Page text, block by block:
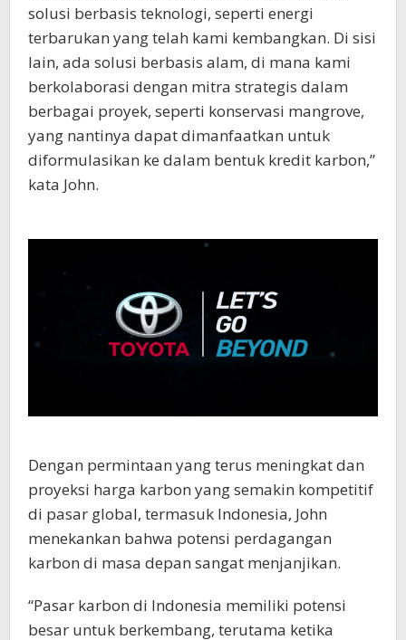
solusi berbasis teknologi, seperti energi
terbarukan yang telah kami kembangkan. Di sisi
lain, ada solusi berbasis alam, di mana kami
berkolaborasi dengan mitra strategis dalam
berbagai proyek, seperti konservasi mangrove,
yang nantinya dapat dimanfaatkan untuk
diformulasikan ke dalam bentuk kredit karbon,”
kata John.
Dengan permintaan yang terus meningkat dan
proyeksi harga karbon yang semakin kompetitif
di pasar global, termasuk Indonesia, John
menekankan bahwa potensi perdagangan
karbon di masa depan sangat menjanjikan.
“Pasar karbon di Indonesia memiliki potensi
besar untuk berkembang, terutama ketika